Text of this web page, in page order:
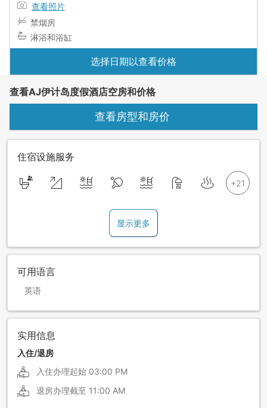
查看照片
禁烟房
淋浴和浴缸
选择日期以查看价格
查看AJ伊计岛度假酒店空房和价格
查看房型和房价
住宿设施服务
显示更多
可用语言
英语
实用信息
入住/退房
入住办理起始 03:00 PM
退房办理截至 11:00 AM